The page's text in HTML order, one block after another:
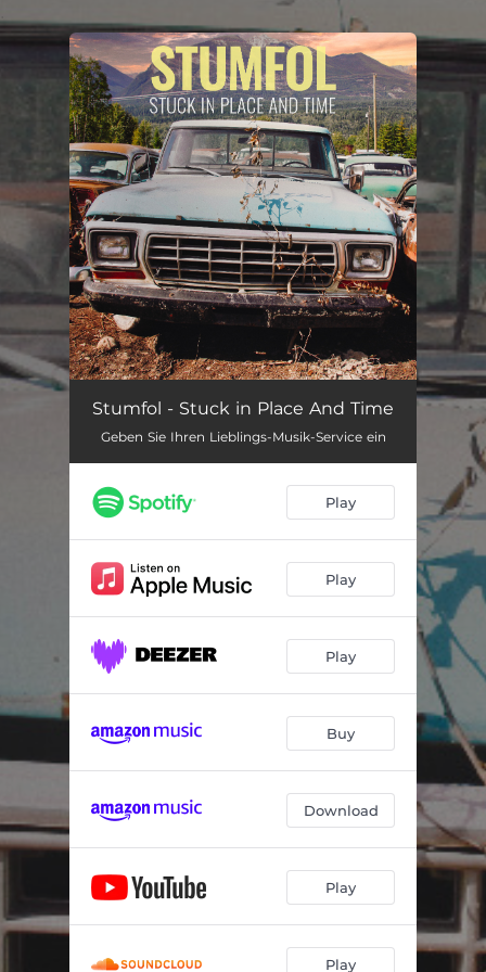
You're all set!
Stuck in Place and Time 02:52
Stumfol - Stuck in Place And Time
Geben Sie Ihren Lieblings-Musik-Service ein
Play
Play
Play
Buy
Download
Play
Play